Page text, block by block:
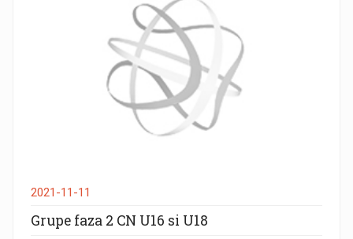
2021-11-11
Grupe faza 2 CN U16 si U18